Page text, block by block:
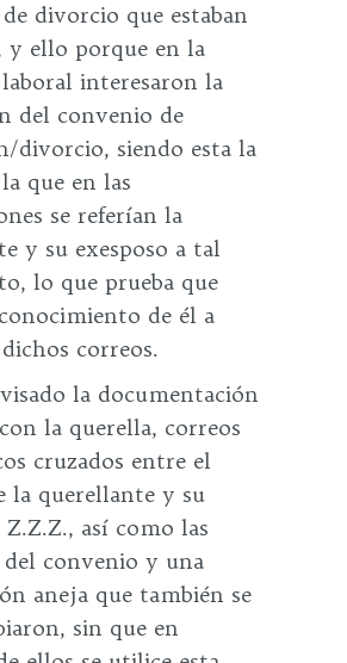
divorcio que estaban
y ello porque en la
interesaron la
del convenio de
divorcio, siendo esta la
que en las
se referían la
y su exesposo a tal
lo que prueba que
de él a
correos.
la documentación
la querella, correos
cruzados entre el
la querellante y su
Z.Z.Z., así como las
del convenio y una
aneja que también se
sin que en